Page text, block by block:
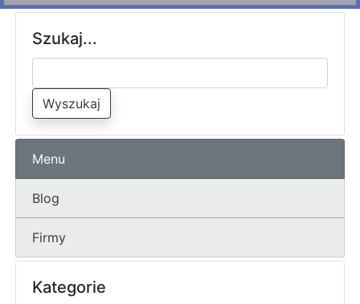
Szukaj...
Wyszukaj
Menu
Blog
Firmy
Kategorie